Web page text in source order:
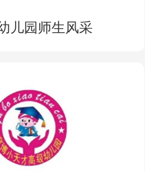
儿园师生风采